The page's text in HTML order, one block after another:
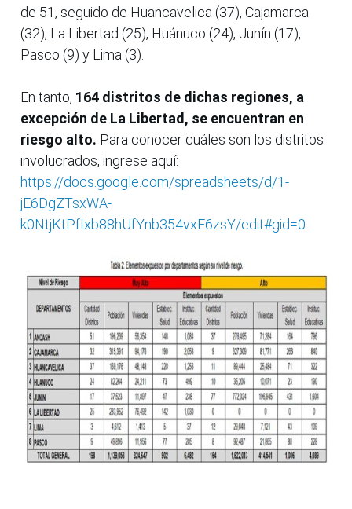
de 51, seguido de Huancavelica (37), Cajamarca
(32), La Libertad (25), Huánuco (24), Junín (17),
Pasco (9) y Lima (3).
En tanto, 164 distritos de dichas regiones, a
excepción de La Libertad, se encuentran en
riesgo alto. Para conocer cuáles son los distritos
involucrados, ingrese aquí:
https://docs.google.com/spreadsheets/d/1-
jE6DgZTsxWA-
k0NtjKtPfIxb88hUfYnb354vxE6zsY/edit#gid=0